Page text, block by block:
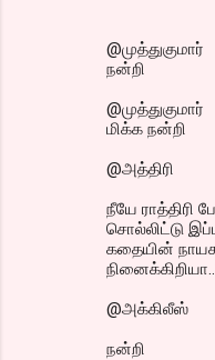
@முத்துகுமார்
நன்றி
@முத்துகுமார்
மிக்க நன்றி
@அத்திரி
நீயே
சொல்லிட்டு
கதையின்
@அக்கிலீஸ்
நன்றி